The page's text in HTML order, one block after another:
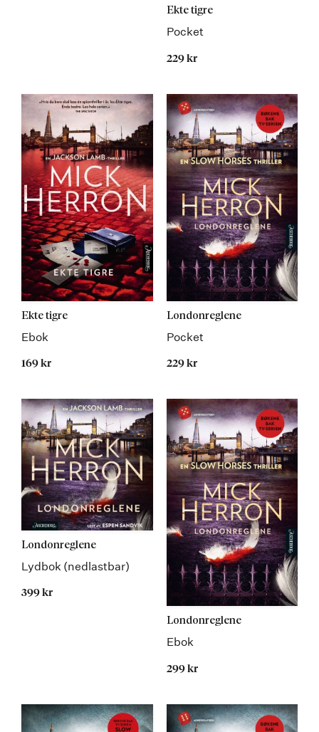
Ekte tigre
Pocket
229 kr
Ekte tigre
Ebok
169 kr
Londonreglene
Pocket
229 kr
Londonreglene
Lydbok (nedlastbar)
399 kr
Londonreglene
Ebok
299 kr